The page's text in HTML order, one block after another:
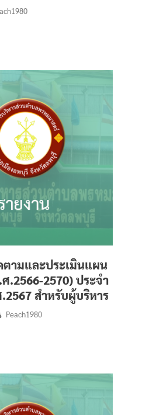
ามและประเมินแผน
2570) ประจำ
สำหรับผู้บริหาร
Peach1980